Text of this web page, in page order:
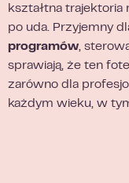
kształtna trajektoria
po uda. Przyjemny
programów,
sprawiają, że ten
zarówno dla
każdym wieku, w